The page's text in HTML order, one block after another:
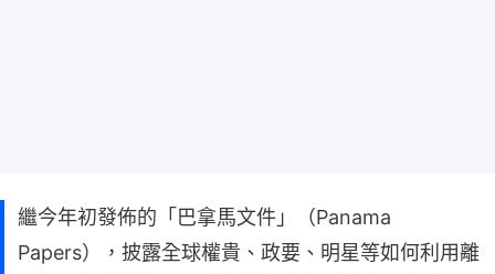
繼今年初發佈的「巴拿馬文件」（Panama
Papers），披露全球權貴、政要、明星等如何利用離